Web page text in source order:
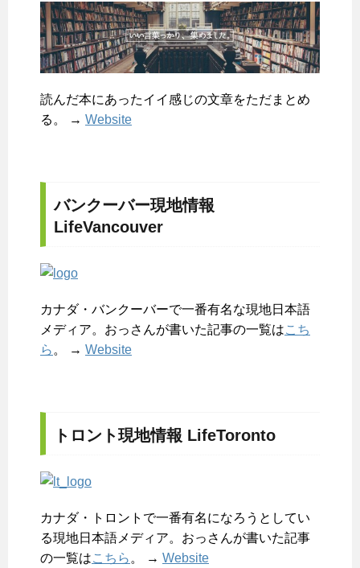
読んだ本にあったイイ感じの文章をただまとめ
る。 → Website
バンクーバー現地情報
LifeVancouver
カナダ・バンクーバーで一番有名な現地日本語
メディア。おっさんが書いた記事の一覧はこち
ら 。 → Website
トロント現地情報 LifeToronto
カナダ・トロントで一番有名になろうとしてい
る現地日本語メディア。おっさんが書いた記事
の一覧はこちら 。 → Website